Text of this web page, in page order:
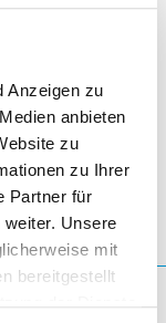
Anzeigen zu
anbieten
zu
zu Ihrer
Partner für
Unsere
mit
bereitgestellt